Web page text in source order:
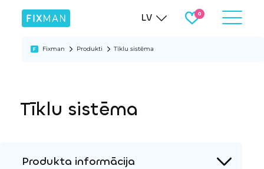
LV
Fixman Produkti Tīklu sistēma
Tīklu sistēma
Produkta informācija